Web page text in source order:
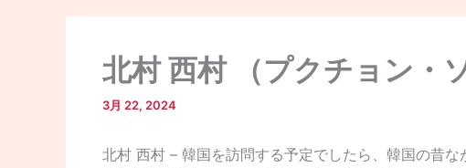
北村 西村 （プクチョン・
3月 22, 2024
北村 西村 – 韓国を訪問する予定でしたら、韓国の昔